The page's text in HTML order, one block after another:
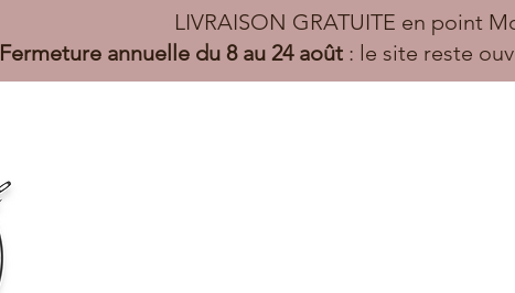
LIVRAISON GRATUITE en point
Fermeture annuelle du 8 au 24 août: le site reste